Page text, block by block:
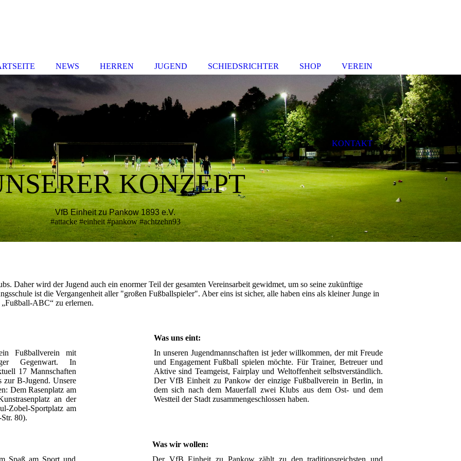
KONZEPT
VfB Einheit zu Pankow 1893 e.V.
#attacke #einheit #pankow #achtzehn93
Daher wird der Jugend auch ein enormer Teil der gesamten Vereinsarbeit gewidmet, um so seine zukünftige
ist die Vergangenheit aller "großen Fußballspieler". Aber eins ist sicher, alle haben eins als kleiner Junge in
ABC“ zu erlernen.
Fußballverein mit
Gegenwart. In
17 Mannschaften
B-Jugend. Unsere
Dem Rasenplatz am
an der
Zobel-Sportplatz am
80).
Was uns eint:
In unseren Jugendmannschaften ist jeder willkommen, der mit Freude
und Engagement Fußball spielen möchte. Für Trainer, Betreuer und
Aktive sind Teamgeist, Fairplay und Weltoffenheit selbstverständlich.
Der VfB Einheit zu Pankow der einzige Fußballverein in Berlin, in
dem sich nach dem Mauerfall zwei Klubs aus dem Ost- und dem
Westteil der Stadt zusammengeschlossen haben.
Was wir wollen:
NEWS HERREN JUGEND SCHIEDSRICHTER SHOP VEREIN
KONTAKT